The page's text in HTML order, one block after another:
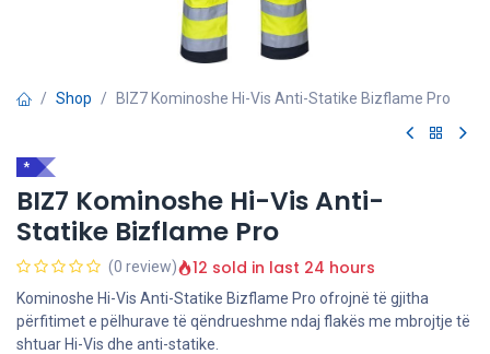
Shop BIZ7 Kominoshe Hi-Vis Anti-Statike Bizflame Pro
*
BIZ7 Kominoshe Hi-Vis Anti-
Statike Bizflame Pro
(0 review) 12 sold in last 24 hours
Kominoshe Hi-Vis Anti-Statike Bizflame Pro ofrojnë të gjitha
përfitimet e pëlhurave të qëndrueshme ndaj flakës me mbrojtje të
shtuar Hi-Vis dhe anti-statike.